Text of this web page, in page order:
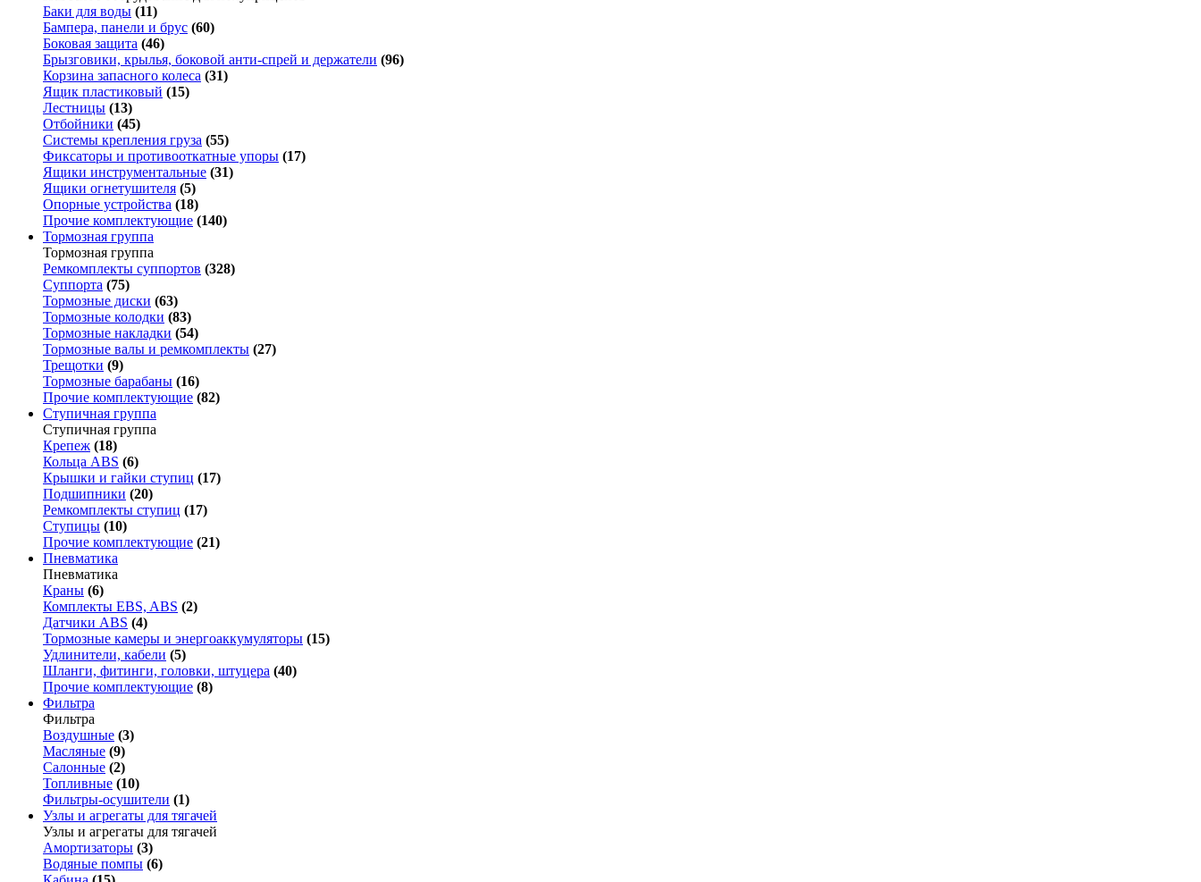
Баки для воды (11)
Бампера, панели и брус (60)
Боковая защита (46)
Брызговики, крылья, боковой анти-спрей и держатели (96)
Корзина запасного колеса (31)
Ящик пластиковый (15)
Лестницы (13)
Отбойники (45)
Системы крепления груза (55)
Фиксаторы и противооткатные упоры (17)
Ящики инструментальные (31)
Ящики огнетушителя (5)
Опорные устройства (18)
Прочие комплектующие (140)
Тормозная группа
Тормозная группа
Ремкомплекты суппортов (328)
Суппорта (75)
Тормозные диски (63)
Тормозные колодки (83)
Тормозные накладки (54)
Тормозные валы и ремкомплекты (27)
Трещотки (9)
Тормозные барабаны (16)
Прочие комплектующие (82)
Ступичная группа
Ступичная группа
Крепеж (18)
Кольца ABS (6)
Крышки и гайки ступиц (17)
Подшипники (20)
Ремкомплекты ступиц (17)
Ступицы (10)
Прочие комплектующие (21)
Пневматика
Пневматика
Краны (6)
Комплекты EBS, ABS (2)
Датчики ABS (4)
Тормозные камеры и энергоаккумуляторы (15)
Удлинители, кабели (5)
Шланги, фитинги, головки, штуцера (40)
Прочие комплектующие (8)
Фильтра
Фильтра
Воздушные (3)
Масляные (9)
Салонные (2)
Топливные (10)
Фильтры-осушители (1)
Узлы и агрегаты для тягачей
Узлы и агрегаты для тягачей
Амортизаторы (3)
Водяные помпы (6)